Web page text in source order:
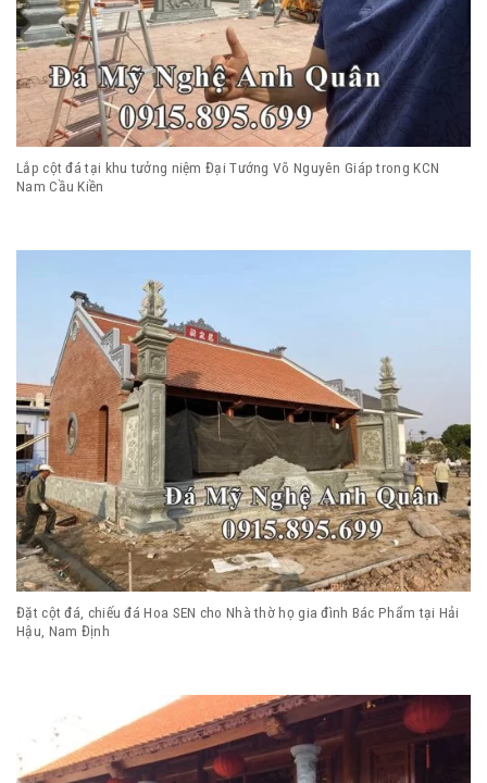
Lắp cột đá tại khu tưởng niệm Đại Tướng Võ Nguyên Giáp trong KCN
Nam Cầu Kiền
Đặt cột đá, chiếu đá Hoa SEN cho Nhà thờ họ gia đình Bác Phẩm tại Hải
Hậu, Nam Định